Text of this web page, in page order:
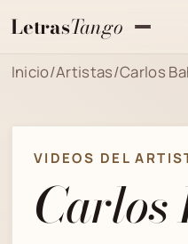
LetrasTango
Inicio/Artistas/Carlos
VIDEOS DEL
Carlos